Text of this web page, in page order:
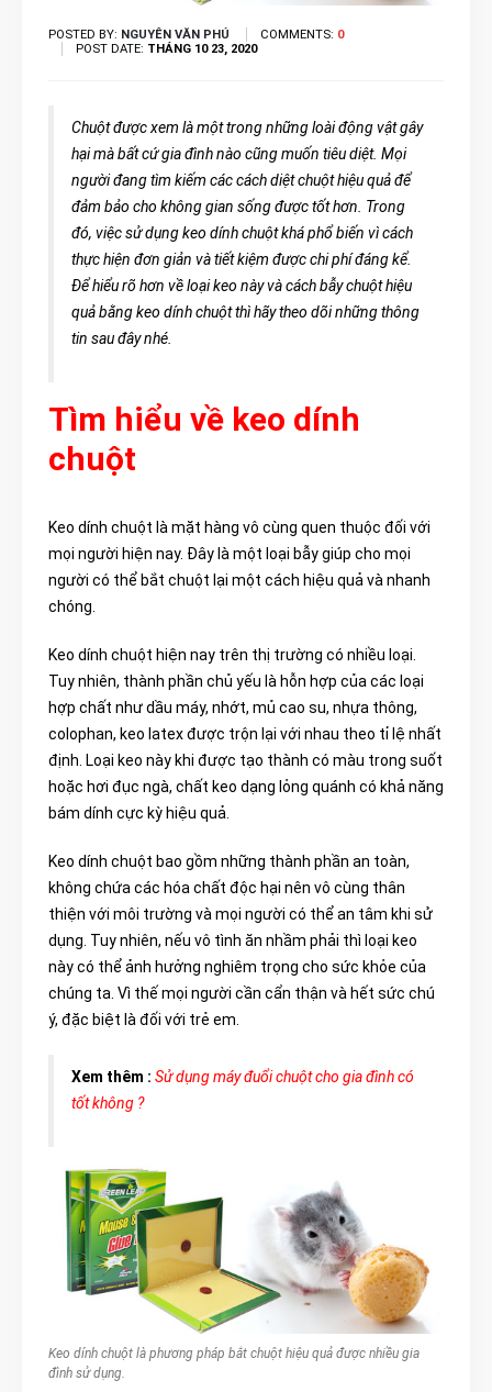
POSTED BY: NGUYÊN VĂN PHÚ COMMENTS: 0
POST DATE: THÁNG 10 23, 2020
Chuột được xem là một trong những loài động vật gây
hại mà bất cứ gia đình nào cũng muốn tiêu diệt. Mọi
người đang tìm kiếm các cách diệt chuột hiệu quả để
đảm bảo cho không gian sống được tốt hơn. Trong
đó, việc sử dụng keo dính chuột khá phổ biến vì cách
thực hiện đơn giản và tiết kiệm được chi phí đáng kể.
Để hiểu rõ hơn về loại keo này và cách bẫy chuột hiệu
quả bằng keo dính chuột thì hãy theo dõi những thông
tin sau đây nhé.
Tìm hiểu về keo dính
chuột
Keo dính chuột là mặt hàng vô cùng quen thuộc đối với
mọi người hiện nay. Đây là một loại bẫy giúp cho mọi
người có thể bắt chuột lại một cách hiệu quả và nhanh
chóng.
Keo dính chuột hiện nay trên thị trường có nhiều loại.
Tuy nhiên, thành phần chủ yếu là hỗn hợp của các loại
hợp chất như dầu máy, nhớt, mủ cao su, nhựa thông,
colophan, keo latex được trộn lại với nhau theo tỉ lệ nhất
định. Loại keo này khi được tạo thành có màu trong suốt
hoặc hơi đục ngà, chất keo dạng lỏng quánh có khả năng
bám dính cực kỳ hiệu quả.
Keo dính chuột bao gồm những thành phần an toàn,
không chứa các hóa chất độc hại nên vô cùng thân
thiện với môi trường và mọi người có thể an tâm khi sử
dụng. Tuy nhiên, nếu vô tình ăn nhầm phải thì loại keo
này có thể ảnh hưởng nghiêm trọng cho sức khỏe của
chúng ta. Vì thế mọi người cần cẩn thận và hết sức chú
ý, đặc biệt là đối với trẻ em.
Xem thêm : Sử dụng máy đuổi chuột cho gia đình có
tốt không ?
Keo dính chuột là phương pháp bắt chuột hiệu quả được nhiều gia
đình sử dụng.